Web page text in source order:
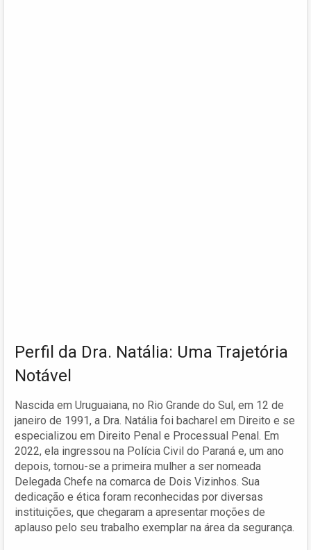
Perfil da Dra. Natália: Uma Trajetória
Notável
Nascida em Uruguaiana, no Rio Grande do Sul, em 12 de
janeiro de 1991, a Dra. Natália foi bacharel em Direito e se
especializou em Direito Penal e Processual Penal. Em
2022, ela ingressou na Polícia Civil do Paraná e, um ano
depois, tornou-se a primeira mulher a ser nomeada
Delegada Chefe na comarca de Dois Vizinhos. Sua
dedicação e ética foram reconhecidas por diversas
instituições, que chegaram a apresentar moções de
aplauso pelo seu trabalho exemplar na área da segurança.